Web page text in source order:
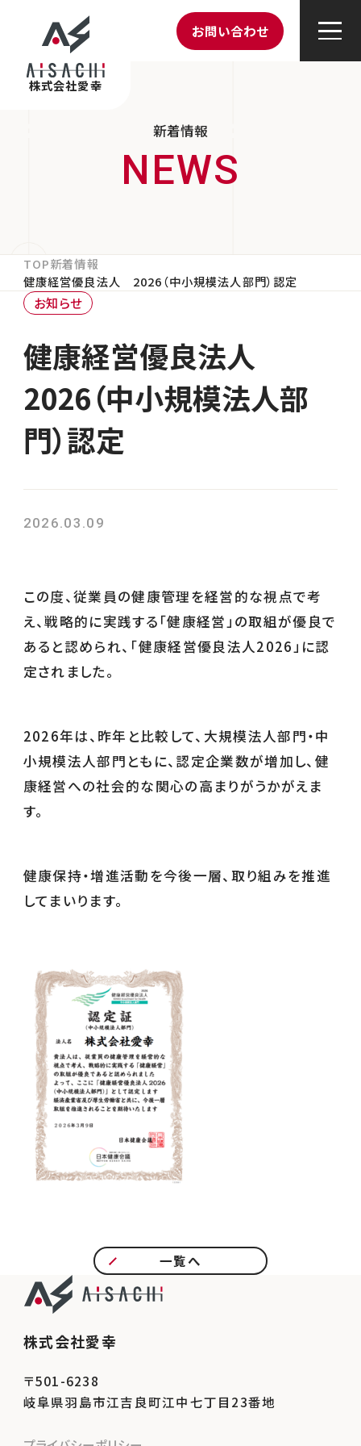
株式会社愛幸
お問い合わせ
新着情報
TOP新着情報
健康経営優良法人 2026（中小規模法人部門）認定
お知らせ
健康経営優良法人
2026（中小規模法人部
門）認定
2026.03.09
この度、従業員の健康管理を経営的な視点で考
え、戦略的に実践する「健康経営」の取組が優良で
あると認められ、「健康経営優良法人2026」に認
定されました。
2026年は、昨年と比較して、大規模法人部門・中
小規模法人部門ともに、認定企業数が増加し、健
康経営への社会的な関心の高まりがうかがえま
す。
健康保持・増進活動を今後一層、取り組みを推進
してまいります。
一覧へ
株式会社愛幸
〒501-6238
岐阜県羽島市江吉良町江中七丁目23番地